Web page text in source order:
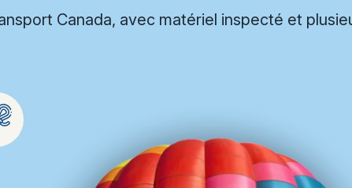
Canada, avec matériel inspecté et